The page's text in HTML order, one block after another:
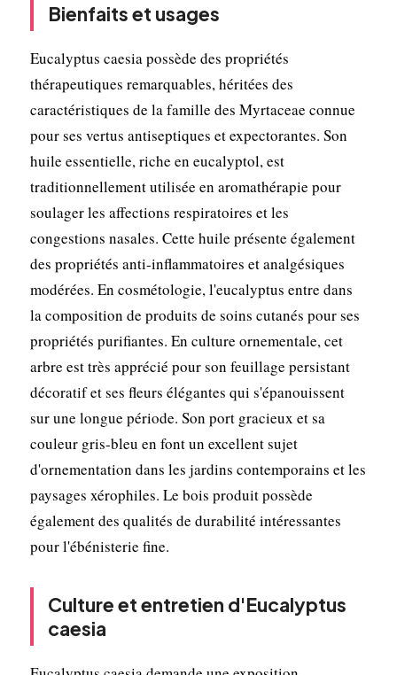
Bienfaits et usages
Eucalyptus caesia possède des propriétés
thérapeutiques remarquables, héritées des
caractéristiques de la famille des Myrtaceae connue
pour ses vertus antiseptiques et expectorantes. Son
huile essentielle, riche en eucalyptol, est
traditionnellement utilisée en aromathérapie pour
soulager les affections respiratoires et les
congestions nasales. Cette huile présente également
des propriétés anti-inflammatoires et analgésiques
modérées. En cosmétologie, l'eucalyptus entre dans
la composition de produits de soins cutanés pour ses
propriétés purifiantes. En culture ornementale, cet
arbre est très apprécié pour son feuillage persistant
décoratif et ses fleurs élégantes qui s'épanouissent
sur une longue période. Son port gracieux et sa
couleur gris-bleu en font un excellent sujet
d'ornementation dans les jardins contemporains et les
paysages xérophiles. Le bois produit possède
également des qualités de durabilité intéressantes
pour l'ébénisterie fine.
Culture et entretien d'Eucalyptus
caesia